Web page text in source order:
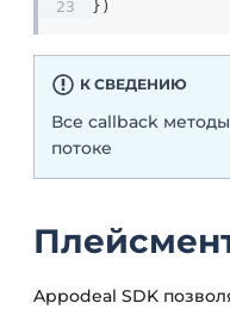
} )
К СВЕДЕНИЮ
Вcе callback
потоке
Appodeal SDK